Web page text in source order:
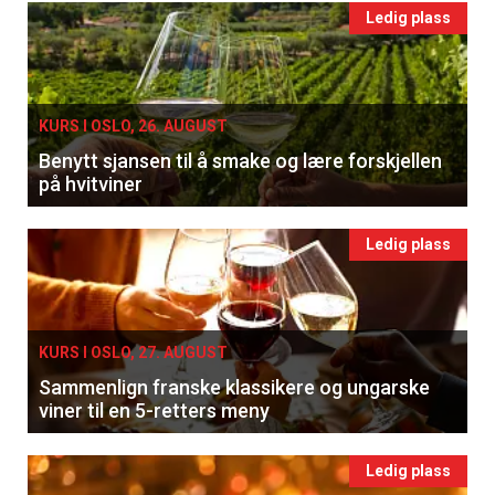
Ledig plass
KURS I OSLO, 26. AUGUST
Benytt sjansen til å smake og lære forskjellen
på hvitviner
Ledig plass
KURS I OSLO, 27. AUGUST
Sammenlign franske klassikere og ungarske
viner til en 5-retters meny
Ledig plass